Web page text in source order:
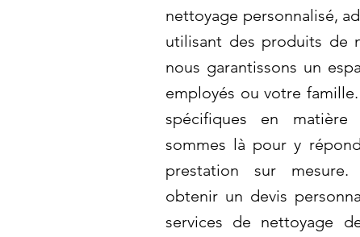
nettoyage personnalisé,
utilisant des produits de
nous garantissons un
employés ou votre
spécifiques en
sommes là pour y
prestation sur mesure.
obtenir un devis
services de nettoyage